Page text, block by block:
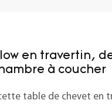
en travertin,
à coucher
table de chevet en